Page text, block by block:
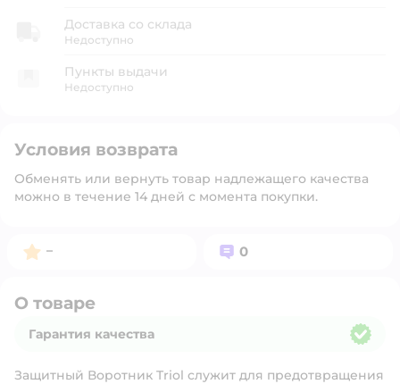
Доставка со склада
Недоступно
Пункты выдачи
Недоступно
Условия возврата
Обменять или вернуть товар надлежащего качества
можно в течение 14 дней с момента покупки.
Рейтинг:
– Вопросов:
0
О товаре
Гарантия качества
Защитный Воротник Triol служит для предотвращения